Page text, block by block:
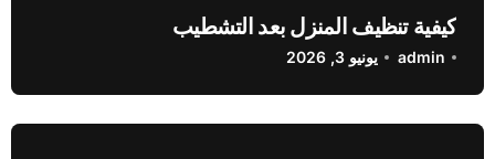
كيفية تنظيف المنزل بعد التشطيب
admin يونيو 3, 2026